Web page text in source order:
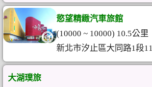
慾望精緻汽車旅館
(10000 ~ 10000) 10.5公里
新北市汐止區大同路1段
大湖璞旅